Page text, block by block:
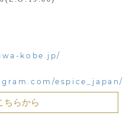
kobe.jp/
espice_japan/
ちらから